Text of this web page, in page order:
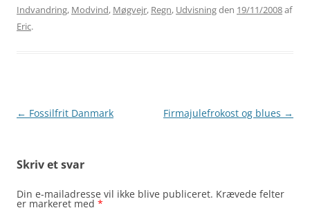
Indvandring, Modvind, Møgvejr, Regn, Udvisningden 19/11/2008af
Eric.
Indlægsnavigation
← Fossilfrit Danmark Firmajulefrokost og blues →
Skriv et svar
Din e-mailadresse vil ikke blive publiceret. Krævede felter
er markeret med *